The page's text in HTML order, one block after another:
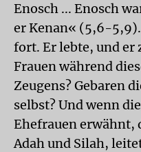
Enosch ... Enosch
er Kenan« (5,6-5,9).
fort. Er lebte, und er
Frauen während
Zeugens? Gebaren
selbst? Und wenn
Ehefrauen erwähnt,
Adah und Silah,